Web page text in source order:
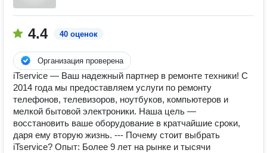
4.4 40 оценок
Организация проверена
iTservice — Ваш надежный партнер в ремонте техники! С
2014 года мы предоставляем услуги по ремонту
телефонов, телевизоров, ноутбуков, компьютеров и
мелкой бытовой электроники. Наша цель —
восстановить ваше оборудование в кратчайшие сроки,
даря ему вторую жизнь. --- Почему стоит выбрать
iTservice? Опыт: Более 9 лет на рынке и тысячи